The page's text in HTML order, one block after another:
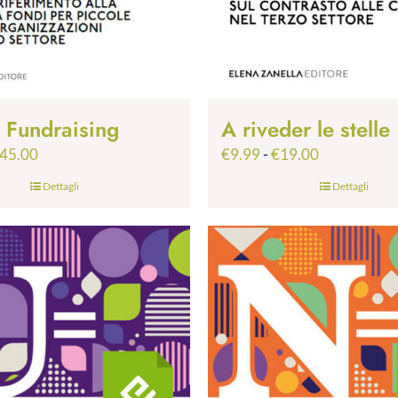
45.00Fascia
prezzo:
€24.99
a
€45.00
Dettagli
A riveder le stelle
€9.99-€19.00Fascia
prezzo:
€9.99
a
€19.00
Dettagli